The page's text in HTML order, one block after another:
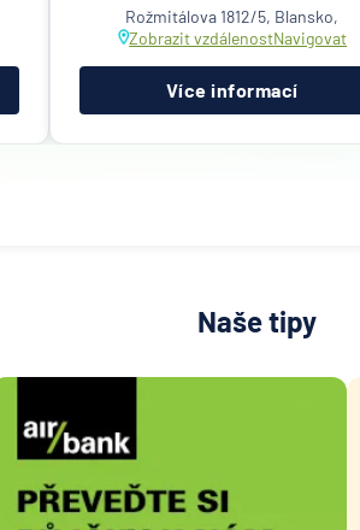
Rožmitálova 1812/5, Blansko,
Zobrazit vzdálenostNavigovat
Více informací
Naše tipy